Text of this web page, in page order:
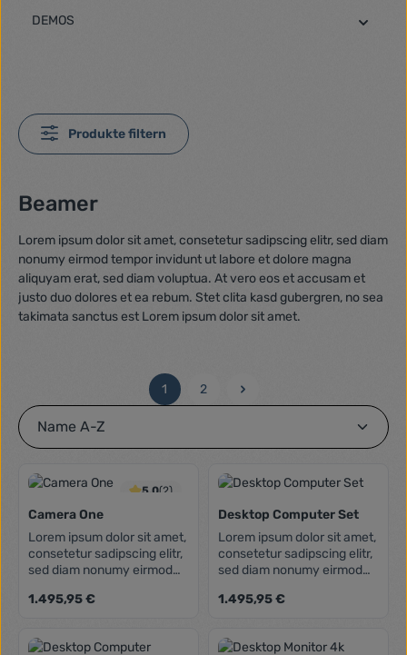
DEMOS
Produkte filtern
Beamer
Lorem ipsum dolor sit amet, consetetur sadipscing elitr, sed diam
nonumy eirmod tempor invidunt ut labore et dolore magna
aliquyam erat, sed diam voluptua. At vero eos et accusam et
justo duo dolores et ea rebum. Stet clita kasd gubergren, no sea
takimata sanctus est Lorem ipsum dolor sit amet.
Seite
1
Seite
2
5.0(2)
Camera One
Lorem ipsum dolor sit amet,
consetetur sadipscing elitr,
sed diam nonumy eirmod
dolore magna aliquyam
vero eos et accusam et
Regulärer Preis:
1.495,95 €
Desktop Computer Set
Lorem ipsum dolor sit amet,
consetetur sadipscing elitr,
sed diam nonumy eirmod
dolore magna aliquyam
vero eos et accusam et
Regulärer Preis:
1.495,95 €